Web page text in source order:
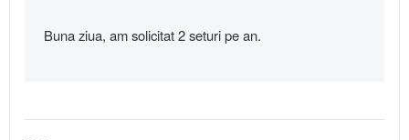
Buna ziua, am solicitat 2 seturi pe an.